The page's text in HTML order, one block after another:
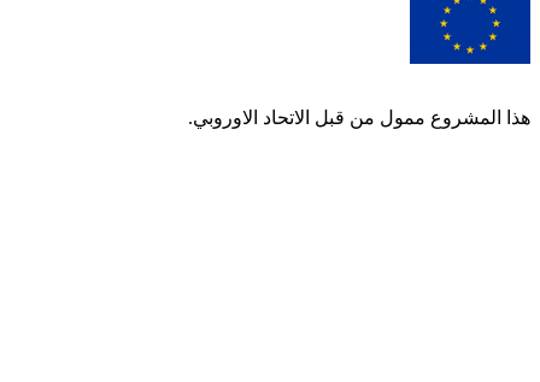
هذا المشروع ممول من قبل الاتحاد الاوروبي.